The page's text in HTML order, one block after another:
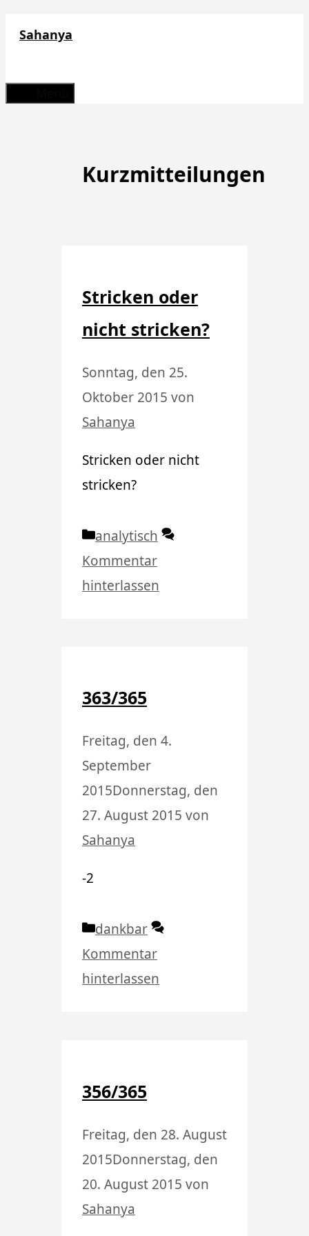
Sahanya
Kurzmitteilungen
Stricken oder
nicht stricken?
Sonntag, den 25.
Oktober 2015 von
Sahanya
Stricken oder nicht
stricken?
Kategorien
analytisch
Kommentar
hinterlassen
363/365
Freitag, den 4.
September
2015Donnerstag, den
27. August 2015 von
Sahanya
-2
Kategorien
dankbar
Kommentar
hinterlassen
356/365
Freitag, den 28. August
2015Donnerstag, den
20. August 2015 von
Sahanya